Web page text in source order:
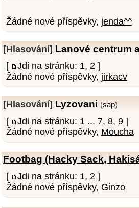
Žádné nové příspěvky, jenda^^
[Hlasování] Lanové centrum
[ Jdi na stránku: 1, 2 ]
Žádné nové příspěvky, jirkacv
[Hlasování] Lyzovani (sap)
[ Jdi na stránku: 1... 7, 8, 9]
Žádné nové příspěvky, Moucha
Footbag (Hacky Sack,
[ Jdi na stránku: 1, 2]
Žádné nové příspěvky, Ginzo